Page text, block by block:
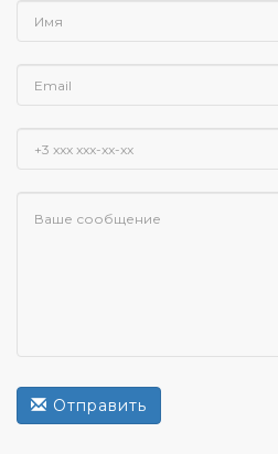
Отправить